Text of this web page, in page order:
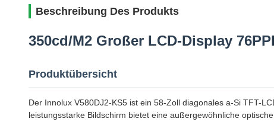
Beschreibung Des Produkts
350cd/M2 Großer LCD-Display
Produktübersicht
Der Innolux V580DJ2-KS5 ist ein 58-Zoll diagonales a-Si TFT-
leistungsstarke Bildschirm bietet eine außergewöhnliche